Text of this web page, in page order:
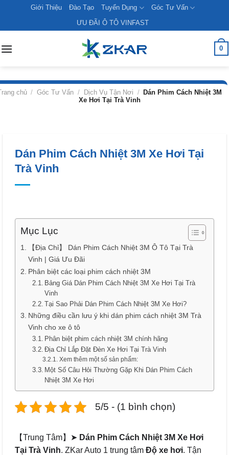
content
Giới Thiệu Đào Tạo Tuyển Dụng
Góc Tư Vấn
ƯU ĐÃI Ô TÔ VINFAST
0
chủ / Góc Tư Vấn / Dịch Vụ Tận Nơi /
Dán Phim Cách Nhiệt 3M
Xe Hơi Tại Trà Vinh
Dán Phim Cách Nhiệt 3M Xe Hơi Tại
Trà Vinh
Mục Lục
【Địa Chỉ】 Dán Phim Cách Nhiệt 3M Ô Tô Tại Trà
Vinh | Giá Ưu Đãi
Phân biệt các loại phim cách nhiệt 3M
Bảng Giá Dán Phim Cách Nhiệt 3M Xe Hơi Tại Trà
Vinh
Tại Sao Phải Dán Phim Cách Nhiệt 3M Xe Hơi?
Những điều cần lưu ý khi dán phim cách nhiệt 3M Trà
Vinh cho xe ô tô
Phân biệt phim cách nhiệt 3M chính hãng
Địa Chỉ Lắp Đặt Đèn Xe Hơi Tại Trà Vinh
Xem thêm một số sản phẩm:
Một Số Câu Hỏi Thường Gặp Khi Dán Phim Cách
Nhiệt 3M Xe Hơi
5/5 - (1 bình chọn)
【Trung Tâm】➤ Dán Phim Cách Nhiệt 3M Xe Hơi
Tại Trà Vinh. ZKar Auto 1 trung tâm Độ xe hơi. Tận